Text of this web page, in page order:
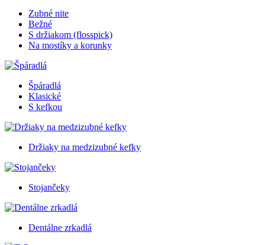
Zubné nite
Bežné
S držiakom (flosspick)
Na mostíky a korunky
Špáradlá
Klasické
S kefkou
Držiaky na medzizubné kefky
Stojančeky
Dentálne zrkadlá